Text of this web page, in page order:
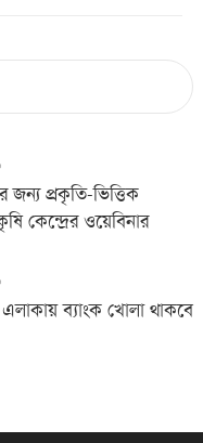
জন্য প্রকৃতি-ভিত্তিক
কেন্দ্রের ওয়েবিনার
ব্যাংক খোলা থাকবে